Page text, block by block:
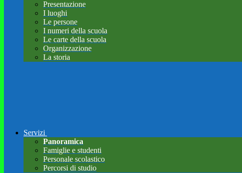
Presentazione
I luoghi
Le persone
I numeri della scuola
Le carte della scuola
Organizzazione
La storia
Servizi
Panoramica
Famiglie e studenti
Personale scolastico
Percorsi di studio